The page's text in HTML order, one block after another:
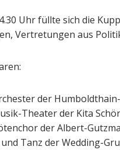
Uhr füllte sich die
Vertretungen aus
der
Theater der Kita
der Albert-
Tanz der Wedding-